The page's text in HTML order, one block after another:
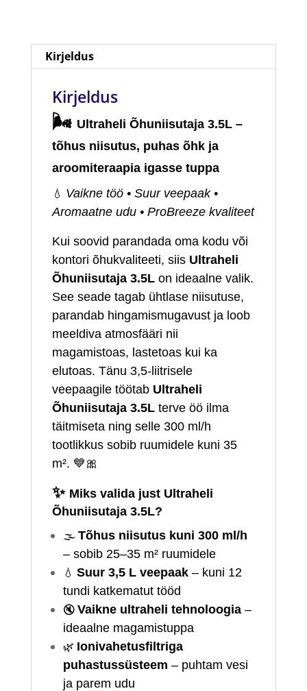
Kirjeldus
Kirjeldus
🌬️ Ultraheli Õhuniisutaja 3.5L –
tõhus niisutus, puhas õhk ja
aroomiteraapia igasse tuppa
💧 Vaikne töö • Suur veepaak •
Aromaatne udu • ProBreeze kvaliteet
Kui soovid parandada oma kodu või
kontori õhukvaliteeti, siis Ultraheli
Õhuniisutaja 3.5Lon ideaalne valik.
See seade tagab ühtlase niisutuse,
parandab hingamismugavust ja loob
meeldiva atmosfääri nii
magamistoas, lastetoas kui ka
elutoas. Tänu 3,5‑liitrisele
veepaagile töötab Ultraheli
Õhuniisutaja 3.5Lterve öö ilma
täitmiseta ning selle 300 ml/h
tootlikkus sobib ruumidele kuni 35
m². 💙🎀
✨ Miks valida just Ultraheli
Õhuniisutaja 3.5L?
🌫️ Tõhus niisutus kuni 300 ml/h
– sobib 25–35 m² ruumidele
💧 Suur 3,5 L veepaak– kuni 12
tundi katkematut tööd
🔇 Vaikne ultraheli tehnoloogia–
ideaalne magamistuppa
🌿 Ionivahetusfiltriga
puhastussüsteem – puhtam vesi
ja parem udu